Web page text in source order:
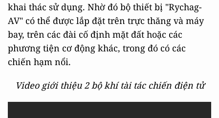
khai thác sử dụng. Nhờ đó bộ thiết bị "Rychag-
AV" có thể được lắp đặt trên trực thăng và máy
bay, trên các đài cố định mặt đất hoặc các
phương tiện cơ động khác, trong đó có các
chiến hạm nổi.
Video giới thiệu 2 bộ khí tài tác chiến điện tử